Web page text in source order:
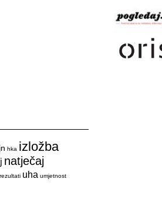
hka izložba
natječaj
rezultati uha umjetnost